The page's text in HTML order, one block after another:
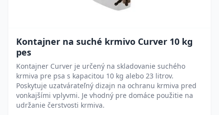
Kontajner na suché krmivo Curver 10 kg
pes
Kontajner Curver je určený na skladovanie suchého
krmiva pre psa s kapacitou 10 kg alebo 23 litrov.
Poskytuje uzatvárateľný dizajn na ochranu krmiva pred
vonkajšími vplyvmi. Je vhodný pre domáce použitie na
udržanie čerstvosti krmiva.